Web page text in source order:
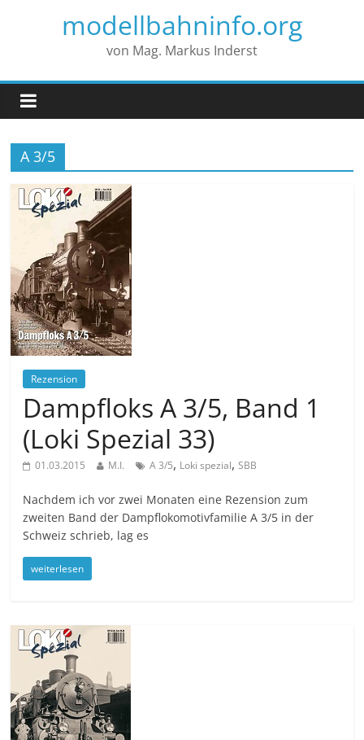
modellbahninfo.org
von Mag. Markus Inderst
A 3/5
Rezension
Dampfloks A 3/5, Band 1
(Loki Spezial 33)
01.03.2015 M.I. A 3/5, Loki spezial,SBB
Nachdem ich vor zwei Monaten eine Rezension zum
zweiten Band der Dampflokomotivfamilie A 3/5 in der
Schweiz schrieb, lag es
weiterlesen